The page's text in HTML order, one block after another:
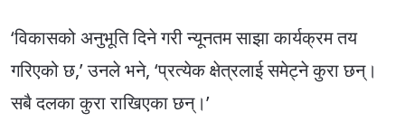
‘विकासको अनुभूति दिने गरी न्यूनतम साझा कार्यक्रम तय
गरिएको छ,’ उनले भने, ‘प्रत्येक क्षेत्रलाई समेट्ने कुरा छन्।
सबै दलका कुरा राखिएका छन्।’